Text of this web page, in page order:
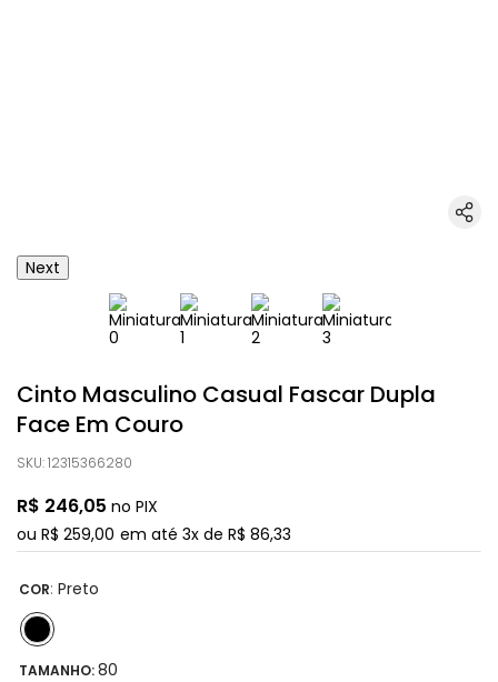
Next
Cinto Masculino Casual Fascar Dupla
Face Em Couro
SKU:12315366280
R$ 246,05 no PIX
ou R$ 259,00 em até 3x de R$ 86,33
COR: Preto
TAMANHO:80